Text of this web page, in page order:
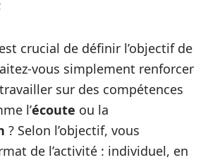
crucial de définir l’objectif de
vous simplement renforcer
sur des compétences
l’écoute ou la
? Selon l’objectif, vous
de l’activité : individuel, en